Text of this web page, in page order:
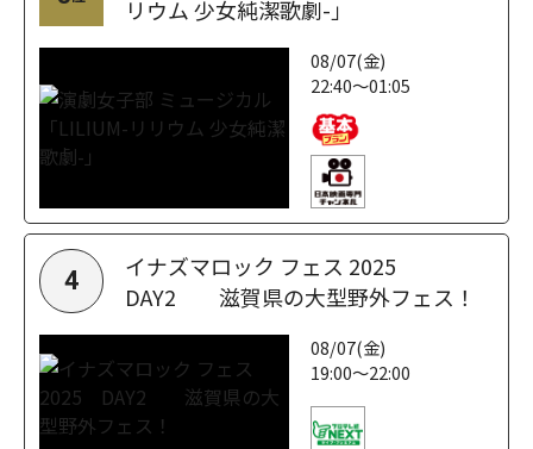
リウム 少女純潔歌劇-」
08/07(金)
22:40～01:05
4
イナズマロック フェス 2025
DAY2 滋賀県の大型野外フェス！
08/07(金)
19:00～22:00